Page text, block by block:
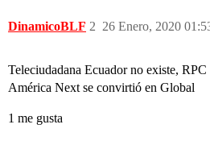
DinamicoBLF 26 Enero, 2020
2
Teleciudadana Ecuador no existe,
América Next se convirtió en Global
1 me gusta